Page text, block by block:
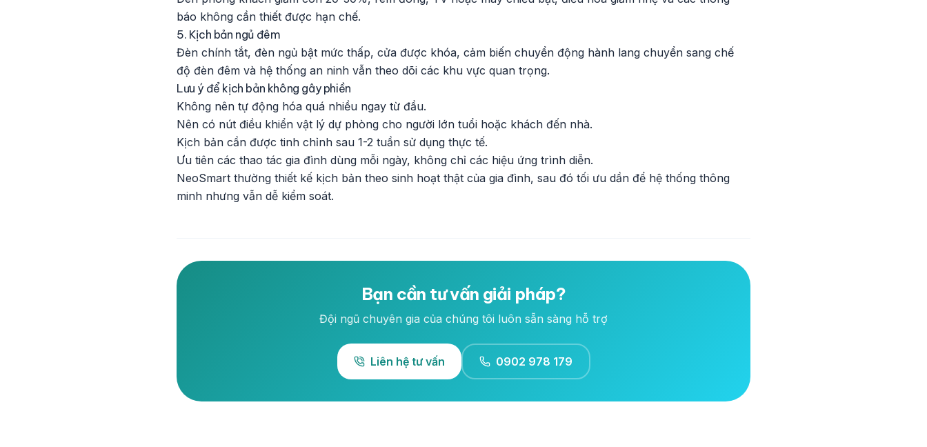
báo không cần thiết được hạn chế.
5. Kịch bản ngủ đêm
Đèn chính tắt, đèn ngủ bật mức thấp, cửa được khóa, cảm biến chuyển động hành lang chuyển sang chế
độ đèn đêm và hệ thống an ninh vẫn theo dõi các khu vực quan trọng.
Lưu ý để kịch bản không gây phiền
Không nên tự động hóa quá nhiều ngay từ đầu.
Nên có nút điều khiển vật lý dự phòng cho người lớn tuổi hoặc khách đến nhà.
Kịch bản cần được tinh chỉnh sau 1-2 tuần sử dụng thực tế.
Ưu tiên các thao tác gia đình dùng mỗi ngày, không chỉ các hiệu ứng trình diễn.
NeoSmart thường thiết kế kịch bản theo sinh hoạt thật của gia đình, sau đó tối ưu dần để hệ thống thông
minh nhưng vẫn dễ kiểm soát.
Bạn cần tư vấn giải pháp?
Đội ngũ chuyên gia của chúng tôi luôn sẵn sàng hỗ trợ
Liên hệ tư vấn 0902 978 179